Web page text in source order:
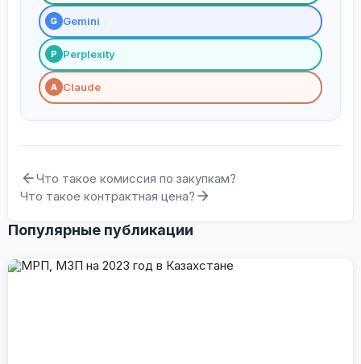
G Gemini
P Perplexity
A Claude
Что такое комиссия по закупкам?
Что такое контрактная цена?
Популярные публикации